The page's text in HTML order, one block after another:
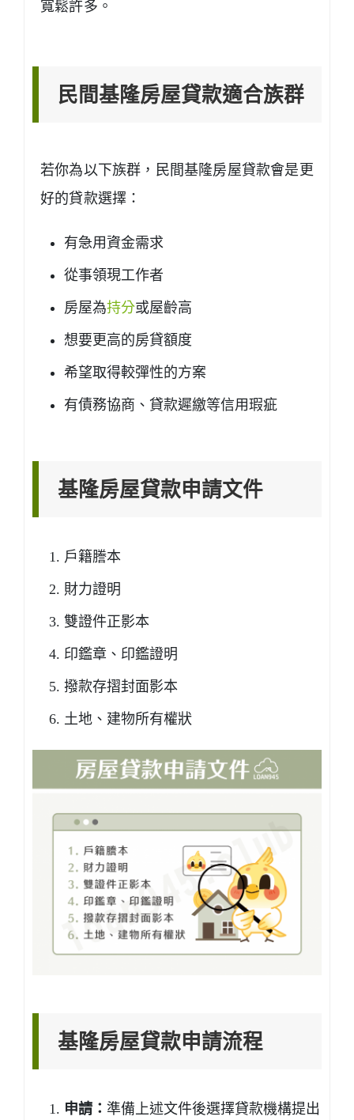
寬鬆許多。
民間基隆房屋貸款適合族群
若你為以下族群，民間基隆房屋貸款會是更
好的貸款選擇：
有急用資金需求
從事領現工作者
房屋為持分或屋齡高
想要更高的房貸額度
希望取得較彈性的方案
有債務協商、貸款遲繳等信用瑕疵
基隆房屋貸款申請文件
戶籍謄本
財力證明
雙證件正影本
印鑑章、印鑑證明
撥款存摺封面影本
土地、建物所有權狀
基隆房屋貸款申請流程
申請： 準備上述文件後選擇貸款機構提出